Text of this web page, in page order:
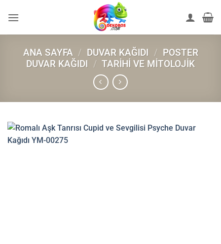
atla
ANA SAYFA / DUVAR KAĞIDI / POSTER
DUVAR KAĞIDI / TARIHI VE MITOLOJIK